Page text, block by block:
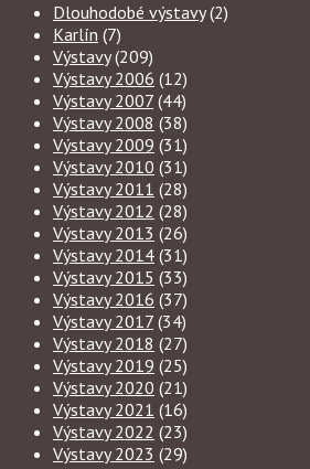
Dlouhodobé výstavy(2)
Karlín (7)
Výstavy(209)
Výstavy 2006 (12)
Výstavy 2007 (44)
Výstavy 2008 (38)
Výstavy 2009 (31)
Výstavy 2010 (31)
Výstavy 2011 (28)
Výstavy 2012 (28)
Výstavy 2013 (26)
Výstavy 2014 (31)
Výstavy 2015 (33)
Výstavy 2016 (37)
Výstavy 2017 (34)
Výstavy 2018 (27)
Výstavy 2019 (25)
Výstavy 2020 (21)
Výstavy 2021 (16)
Výstavy 2022 (23)
Výstavy 2023 (29)